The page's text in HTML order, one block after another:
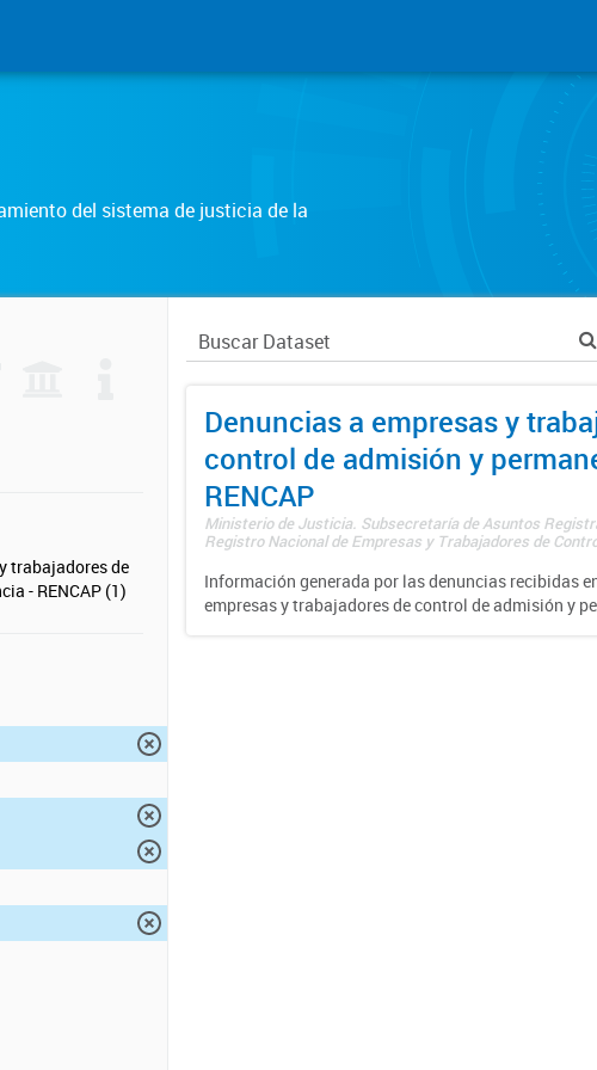
del sistema de justicia de la
trabajadores de
- RENCAP (1)
Denuncias a empresas y
control de admisión y
RENCAP
Ministerio de Justicia. Subsecretaría de Asuntos
Registro Nacional de Empresas y Trabajadores de
Información generada por las denuncias recibidas
empresas y trabajadores de control de admisión y